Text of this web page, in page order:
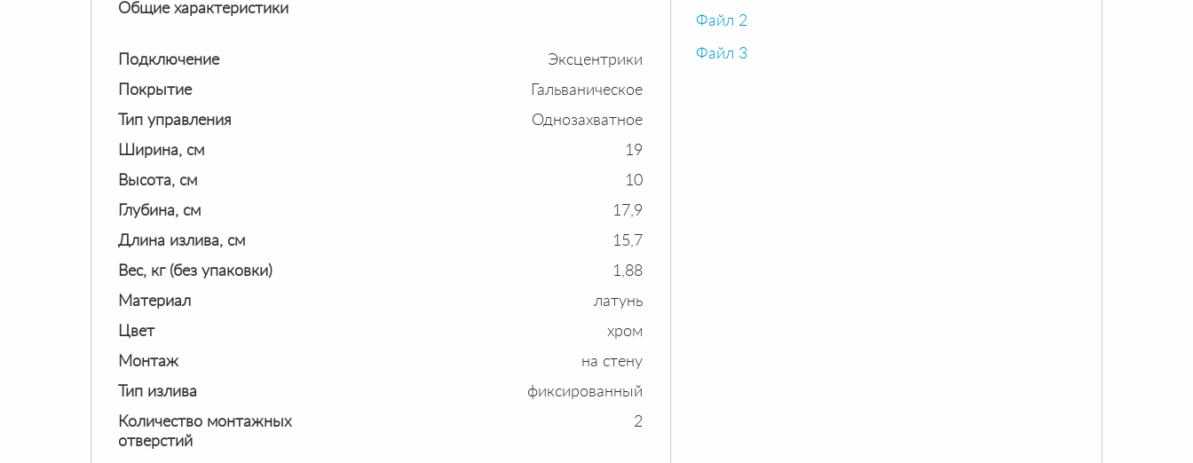
Общие характеристики
Подключение
Эксцентрики
Покрытие
Гальваническое
Тип управления
Однозахватное
Ширина, см
19
Высота, см
10
Глубина, см
17,9
Длина излива, см
15,7
Вес, кг (без упаковки)
1,88
Материал
латунь
Цвет
хром
Монтаж
на стену
Тип излива
фиксированный
Количество монтажных
отверстий
2
Файл 2
Файл 3